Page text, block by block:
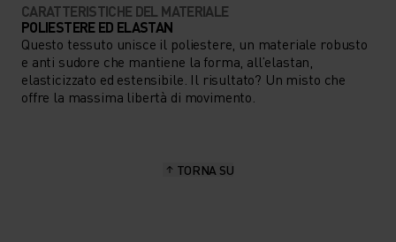
CARATTERISTICHE DEL MATERIALE
POLIESTERE ED ELASTAN
Questo tessuto unisce il poliestere, un materiale robusto
e anti sudore che mantiene la forma, all’elastan,
elasticizzato ed estensibile. Il risultato? Un misto che
offre la massima libertà di movimento.
TORNA SU